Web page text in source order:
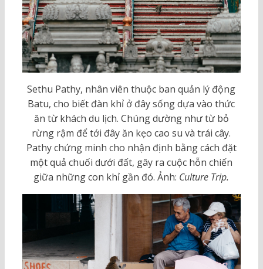
Sethu Pathy, nhân viên thuộc ban quản lý động
Batu, cho biết đàn khỉ ở đây sống dựa vào thức
ăn từ khách du lịch. Chúng dường như từ bỏ
rừng rậm để tới đây ăn kẹo cao su và trái cây.
Pathy chứng minh cho nhận định bằng cách đặt
một quả chuối dưới đất, gây ra cuộc hỗn chiến
giữa những con khỉ gần đó. Ảnh: Culture Trip.